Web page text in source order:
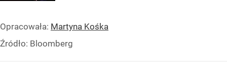
Opracowała: Martyna Kośka
Źródło: Bloomberg